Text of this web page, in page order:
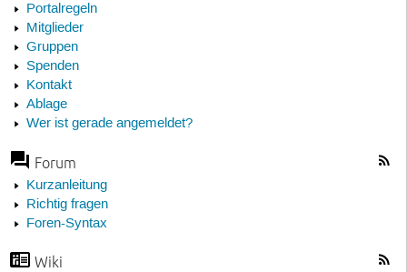
Portalregeln
Mitglieder
Gruppen
Spenden
Kontakt
Ablage
Wer ist gerade angemeldet?
Forum
Kurzanleitung
Richtig fragen
Foren-Syntax
Wiki